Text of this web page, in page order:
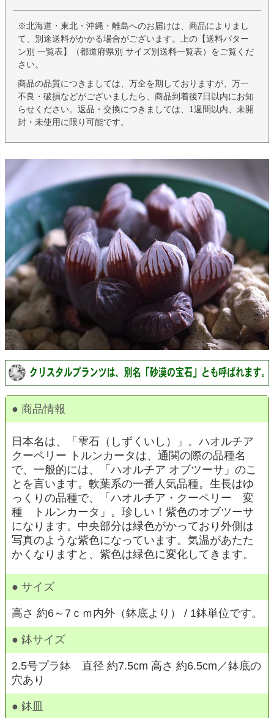
※北海道・東北・沖縄・離島へのお届けは、商品によりまし
て、別途送料がかかる場合がございます。上の【送料パター
ン別 一覧表】（都道府県別 サイズ別送料一覧表）をご覧くだ
さい。
商品の品質につきましては、万全を期しておりますが、万一
不良・破損などがございましたら、商品到着後7日以内にお知
らせください。返品・交換につきましては、1週間以内、未開
封・未使用に限り可能です。
● 商品情報
日本名は、「雫石（しずくいし）」。ハオルチア
クーペリー トルンカータは、通関の際の品種名
で、一般的には、「ハオルチア オブツーサ」のこ
とを言います。軟葉系の一番人気品種。生長はゆ
っくりの品種で、「ハオルチア・クーペリー 変
種 トルンカータ」。珍しい！紫色のオブツーサ
になります。中央部分は緑色がかっており外側は
写真のような紫色になっています。気温があたた
かくなりますと、紫色は緑色に変化してきます。
● サイズ
高さ 約6～7ｃｍ内外（鉢底より） / 1鉢単位です。
● 鉢サイズ
2.5号プラ鉢 直径 約7.5cm 高さ 約6.5cm／鉢底の
穴あり
● 鉢皿